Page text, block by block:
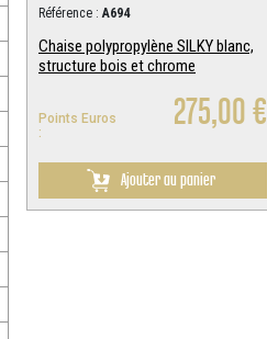
Référence : A694
Chaise polypropylène SILKY blanc,
structure bois et chrome
Points Euros
:
275,00 €
Ajouter au panier